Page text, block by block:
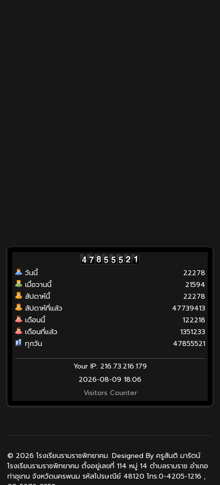
วันนี้
เมื่อวานนี้
สัปดาห์นี้
สัปดาห์ที่แล้ว
เดือนนี้
เดือนที่แล้ว
ทุกวัน
22278
21594
22278
47739413
122218
1351233
47855521
Your IP: 216.73.216.179
2026-08-09 18:06
Visitors Counter
© 2026 โรงเรียนรามราชพิทยาคม. Designed By ครูสันติ มารัตน์
โรงเรียนรามราชพิทยาคม ตั้งอยู่เลขที่ 114 หมู่ 14 ตำบลรามราช อำเภอ
ท่าอุเทน จังหวัดนครพนม รหัสไปรษณีย์ 48120 โทร.0-4205-1216 ,